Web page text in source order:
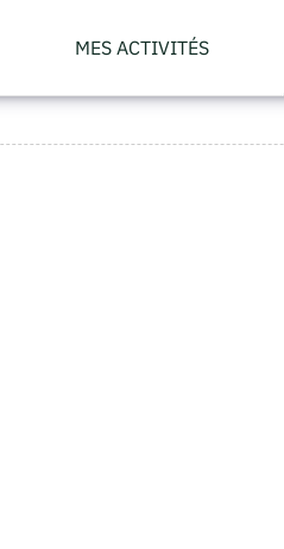
MES ACTIVITÉS